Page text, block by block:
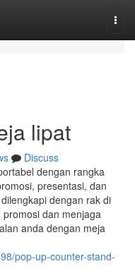
lipat
Discuss
dengan rangka
presentasi, dan
dengan rak di
dan menjaga
anda dengan meja
pop-up-counter-stand-